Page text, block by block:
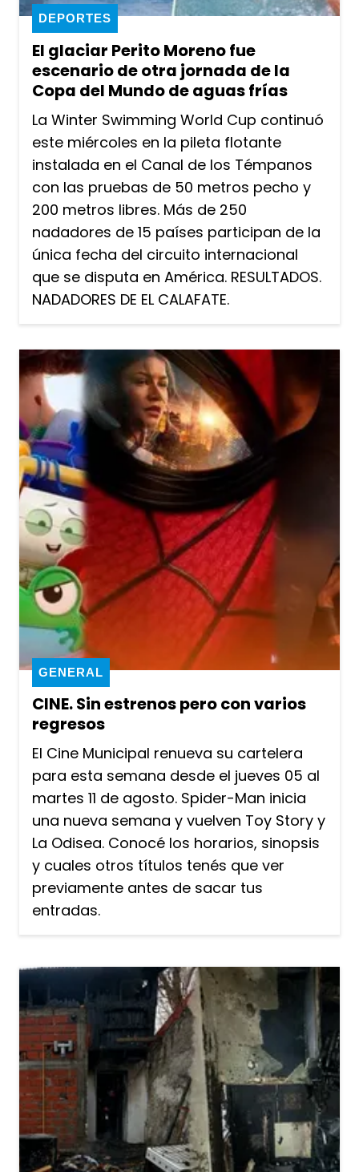
El glaciar Perito Moreno fue
escenario de otra jornada de la
Copa del Mundo de aguas frías
DEPORTES
La Winter Swimming World Cup continuó
este miércoles en la pileta flotante
instalada en el Canal de los Témpanos
con las pruebas de 50 metros pecho y
200 metros libres. Más de 250
nadadores de 15 países participan de la
única fecha del circuito internacional
que se disputa en América. RESULTADOS.
NADADORES DE EL CALAFATE.
CINE. Sin estrenos pero con varios
regresos
GENERAL
El Cine Municipal renueva su cartelera
para esta semana desde el jueves 05 al
martes 11 de agosto. Spider-Man inicia
una nueva semana y vuelven Toy Story y
La Odisea. Conocé los horarios, sinopsis
y cuales otros títulos tenés que ver
previamente antes de sacar tus
entradas.